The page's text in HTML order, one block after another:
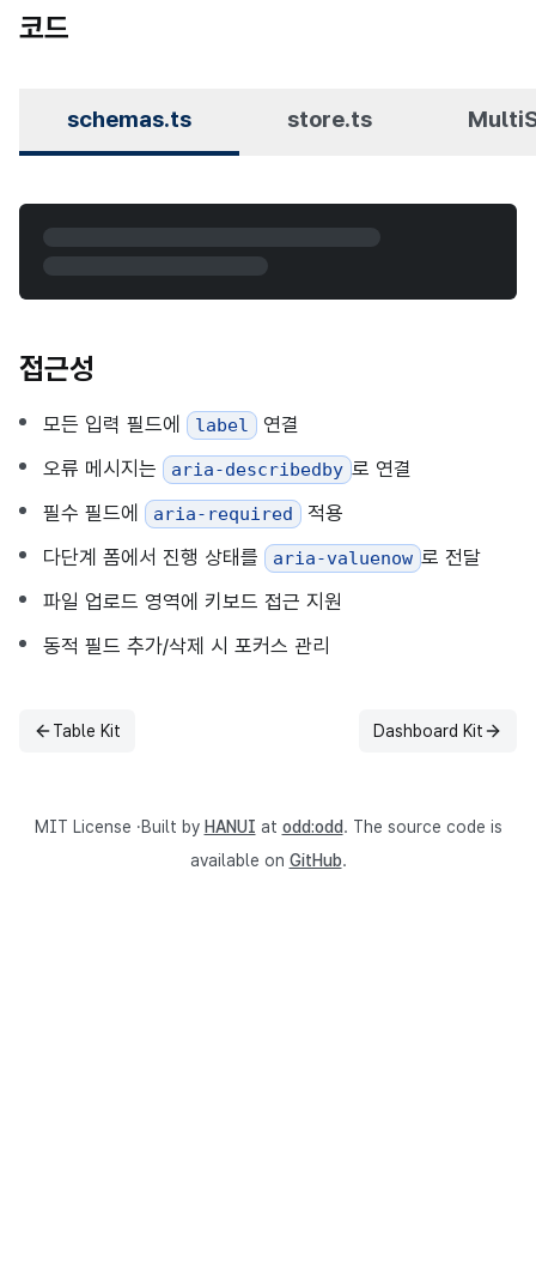
코드
schemas.ts store.ts
접근성
모든 입력 필드에 label
연결
오류 메시지는
aria-describedby 로 연결
필수 필드에
aria-required
적용
다단계 폼에서 진행 상태를
aria-valuenow 로 전달
파일 업로드 영역에 키보드 접근 지원
동적 필드 추가/삭제 시 포커스 관리
이전
Table Kit
다음
Dashboard Kit
MIT License ·Built by HANUI at odd:odd. The source code is
available on GitHub.